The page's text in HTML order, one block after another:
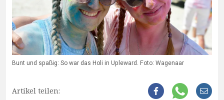
Bunt und spaßig: So war das Holi in Upleward. Foto: Wagenaar
Artikel teilen: